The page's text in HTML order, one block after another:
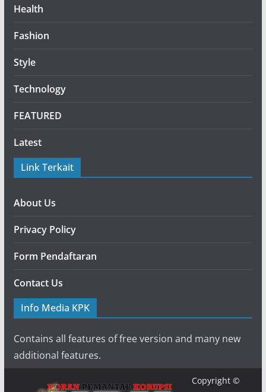
Health
Fashion
Style
Technology
FEATURED
Latest
Link Terkait
About Us
Privacy Policy
Form Pendaftaran
Contact Us
Info Media KPK
Contains all features of free version and many new
additional features.
Copyright ©